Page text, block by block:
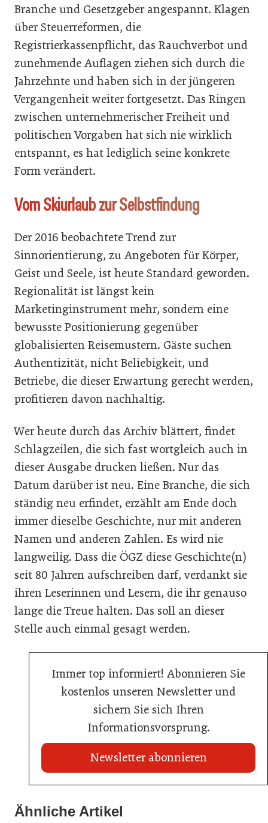
Branche und Gesetzgeber angespannt. Klagen
über Steuerreformen, die
Registrierkassenpflicht, das Rauchverbot und
zunehmende Auflagen ziehen sich durch die
Jahrzehnte und haben sich in der jüngeren
Vergangenheit weiter fortgesetzt. Das Ringen
zwischen unternehmerischer Freiheit und
politischen Vorgaben hat sich nie wirklich
entspannt, es hat lediglich seine konkrete
Form verändert.
Vom Skiurlaub zur Selbstfindung
Der 2016 beobachtete Trend zur
Sinnorientierung, zu Angeboten für Körper,
Geist und Seele, ist heute Standard geworden.
Regionalität ist längst kein
Marketinginstrument mehr, sondern eine
bewusste Positionierung gegenüber
globalisierten Reisemustern. Gäste suchen
Authentizität, nicht Beliebigkeit, und
Betriebe, die dieser Erwartung gerecht werden,
profitieren davon nachhaltig.
Wer heute durch das Archiv blättert, findet
Schlagzeilen, die sich fast wortgleich auch in
dieser Ausgabe drucken ließen. Nur das
Datum darüber ist neu. Eine Branche, die sich
ständig neu erfindet, erzählt am Ende doch
immer dieselbe Geschichte, nur mit anderen
Namen und anderen Zahlen. Es wird nie
langweilig. Dass die ÖGZ diese Geschichte(n)
seit 80 Jahren aufschreiben darf, verdankt sie
ihren Leserinnen und Lesern, die ihr genauso
lange die Treue halten. Das soll an dieser
Stelle auch einmal gesagt werden.
Immer top informiert! Abonnieren Sie
kostenlos unseren Newsletter und
sichern Sie sich Ihren
Informationsvorsprung.
Newsletter abonnieren
Ähnliche Artikel
Travel Start-up Night 2026: Beste Tourismus-Idee